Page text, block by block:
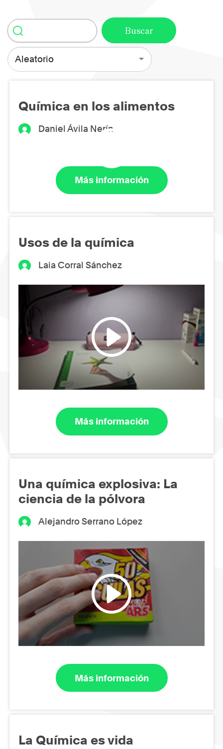
Aleatorio
Química en los alimentos
Daniel Ávila Nerín
Más información
Usos de la química
Laia Corral Sánchez
Más información
Una química explosiva: La
ciencia de la pólvora
Alejandro Serrano López
Más información
La Química es vida